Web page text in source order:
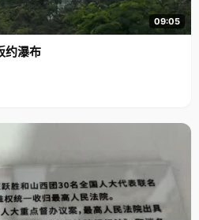
09:05
约瀑布